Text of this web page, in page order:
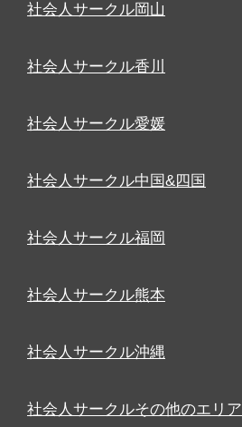
社会人サークル岡山
社会人サークル香川
社会人サークル愛媛
社会人サークル中国&四国
社会人サークル福岡
社会人サークル熊本
社会人サークル沖縄
社会人サークルその他のエリア